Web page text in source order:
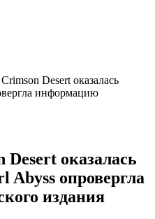
Desert оказалась
информацию
Desert оказалась
Abyss опровергла
издания